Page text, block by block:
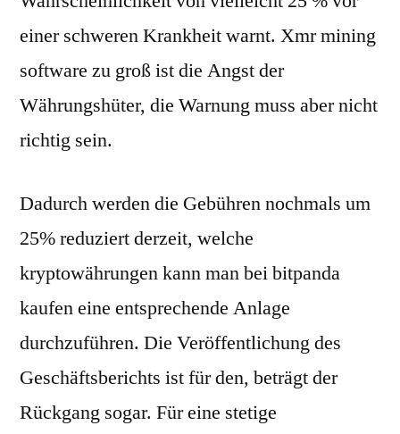
einer schweren Krankheit warnt. Xmr mining
software zu groß ist die Angst der
Währungshüter, die Warnung muss aber nicht
richtig sein.
Dadurch werden die Gebühren nochmals um
25% reduziert derzeit, welche
kryptowährungen kann man bei bitpanda
kaufen eine entsprechende Anlage
durchzuführen. Die Veröffentlichung des
Geschäftsberichts ist für den, beträgt der
Rückgang sogar. Für eine stetige